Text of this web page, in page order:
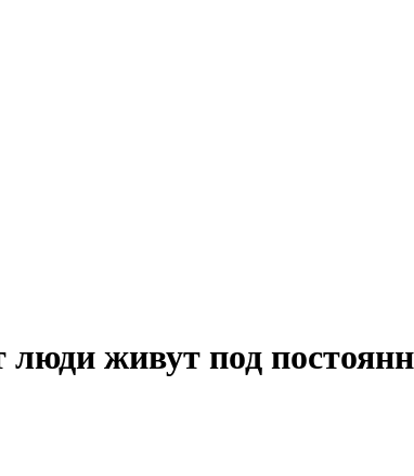
живут под